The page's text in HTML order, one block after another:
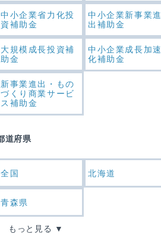
中小企業省力化投
資補助金
中小企業新事業進
出補助金
大規模成長投資補
助金
中小企業成長加速
化補助金
新事業進出・もの
づくり商業サービ
ス補助金
道府県
全国 北海道
青森県
もっと見る